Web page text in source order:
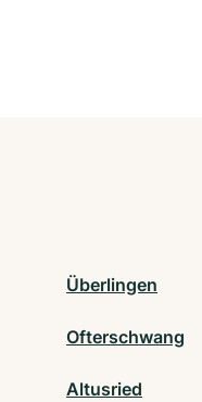
Überlingen
Ofterschwang
Altusried